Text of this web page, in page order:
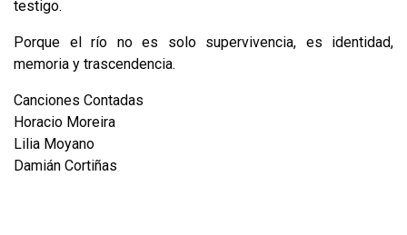
testigo.
Porque el río no es solo supervivencia, es identidad,
memoria y trascendencia.
Canciones Contadas
Horacio Moreira
Lilia Moyano
Damián Cortiñas